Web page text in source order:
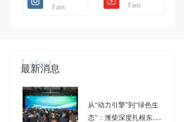
Fans Fans
Latest
从“动力引擎”到“绿色生
态”：潍柴深度扎根东南
最新消息